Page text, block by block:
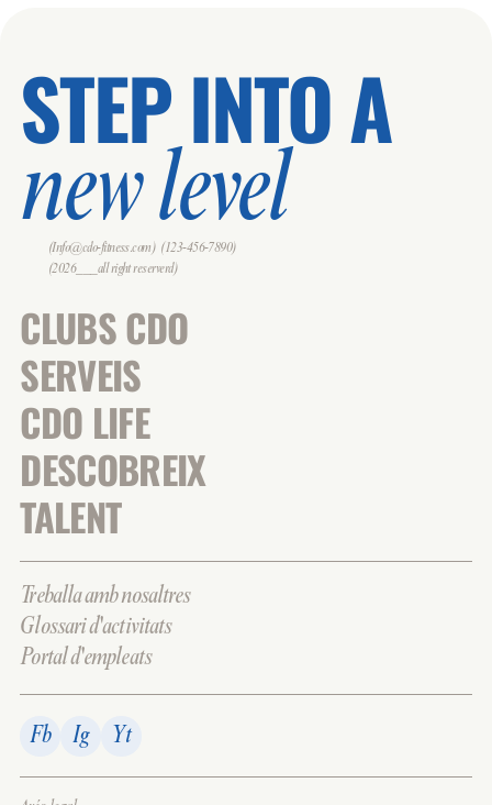
STEP INTO A
new level
(Info@cdo-fitness.com) (123-456-7890)
(2026___all right reserverd)
CLUBS CDO
SERVEIS
CDO LIFE
DESCOBREIX
TALENT
Treballa amb nosaltres
Glossari d'activitats
Portal d'empleats
Fb Ig Yt